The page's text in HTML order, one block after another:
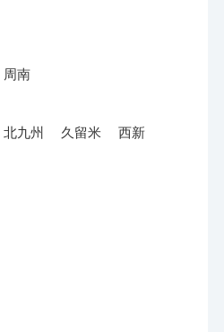
周南
北九州 久留米 西新